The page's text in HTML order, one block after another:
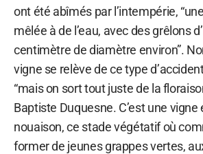
ont été abîmés par l’intempérie,
mêlée à de l’eau, avec des grêlons
centimètre de diamètre environ”.
vigne se relève de ce type
“mais on sort tout juste de la
Baptiste Duquesne. C’est une vigne
nouaison, ce stade végétatif où
former de jeunes grappes vertes,